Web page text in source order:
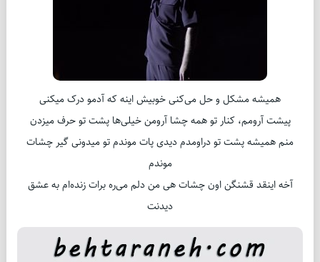
همیشه مشکل و حل می‌کنی خوبیش اینه که آدمو درک میکنی
پیشت آرومم، کنار تو همه چشا آرومن خیلی‌ها پشت تو حرف میزدن
منم همیشه پشت تو دراومدم دیدی پات موندم تو میدونی گیر چشات
موندم
آخه اینقد قشنگن اون چشات هی من دلم می‌ره برات زنده‌ام به عشق
دیدنت